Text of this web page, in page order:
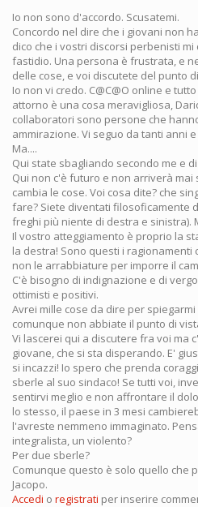
Io non sono d'accordo. Scusatemi.
Concordo nel dire che i giovani non
dico che i vostri discorsi perbenisti
fastidio. Una persona è frustrata, e
delle cose, e voi discutete del punto
Io non vi credo. C@C@O online e
attorno è una cosa meravigliosa,
collaboratori sono persone che
ammirazione. Vi seguo da tanti anni
Ma....
Qui state sbagliando secondo me e
Qui non c'è futuro e non arriverà mai
cambia le cose. Voi cosa dite? che
fare? Siete diventati filosoficamente
freghi più niente di destra e sinistra).
Il vostro atteggiamento è proprio la
la destra! Sono questi i
non le arrabbiature per imporre il
C'è bisogno di indignazione e di
ottimisti e positivi.
Avrei mille cose da dire per
comunque non abbiate il punto di
Vi lascerei qui a discutere fra voi ma
giovane, che si sta disperando. E'
si incazzi! Io spero che prenda
sberle al suo sindaco! Se tutti voi,
sentirvi meglio e non affrontare il
lo stesso, il paese in 3 mesi
l'avreste nemmeno immaginato.
integralista, un violento?
Per due sberle?
Comunque questo è solo quello che
Jacopo.
Accedi o registrati per inserire